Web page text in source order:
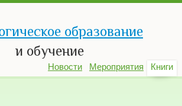
образование
и обучение
Новости Мероприятия Книги